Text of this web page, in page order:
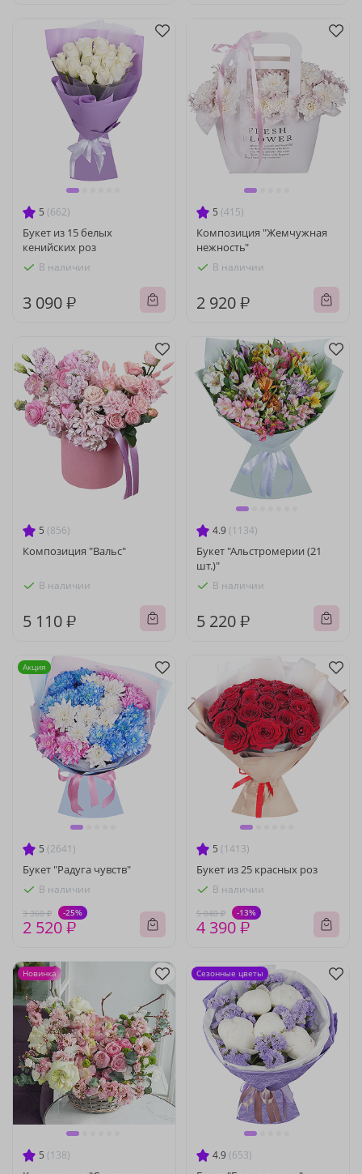
5 (662)
Букет из 15 белых
кенийских роз
В наличии
3 090 ₽
5 (415)
Композиция "Жемчужная
нежность"
В наличии
2 920 ₽
5 (856)
Композиция "Вальс"
В наличии
5 110 ₽
4.9 (1134)
Букет "Альстромерии (21
шт.)"
В наличии
5 220 ₽
5 (2641)
Букет "Радуга чувств"
В наличии
3 360 ₽ -25%
2 520 ₽
Акция
5 (1413)
Букет из 25 красных роз
В наличии
5 040 ₽ -13%
4 390 ₽
5 (138)
Новинка
4.9 (653)
Сезонные цветы